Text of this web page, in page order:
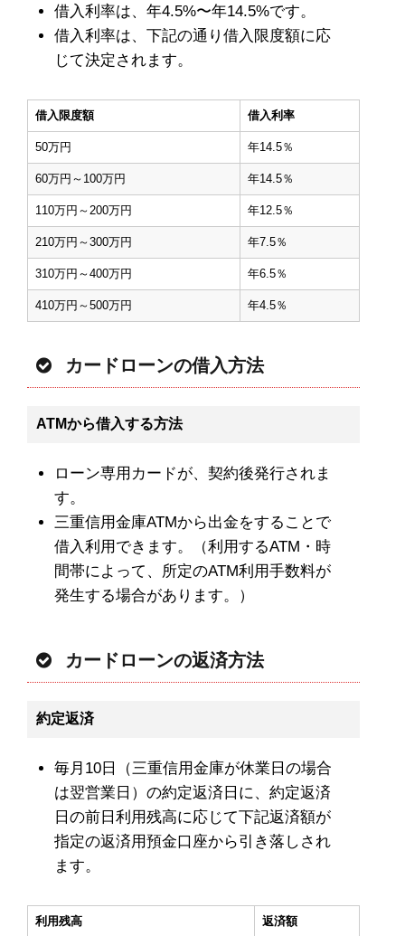
借入利率は、年4.5%〜年14.5%です。
借入利率は、下記の通り借入限度額に応
じて決定されます。
借入限度額 借入利率
50万円 年14.5％
60万円～100万円 年14.5％
110万円～200万円 年12.5％
210万円～300万円 年7.5％
310万円～400万円 年6.5％
410万円～500万円 年4.5％
カードローンの借入方法
ATMから借入する方法
ローン専用カードが、契約後発行されま
す。
三重信用金庫ATMから出金をすることで
借入利用できます。（利用するATM・時
間帯によって、所定のATM利用手数料が
発生する場合があります。）
カードローンの返済方法
約定返済
毎月10日（三重信用金庫が休業日の場合
は翌営業日）の約定返済日に、約定返済
日の前日利用残高に応じて下記返済額が
指定の返済用預金口座から引き落しされ
ます。
利用残高 返済額